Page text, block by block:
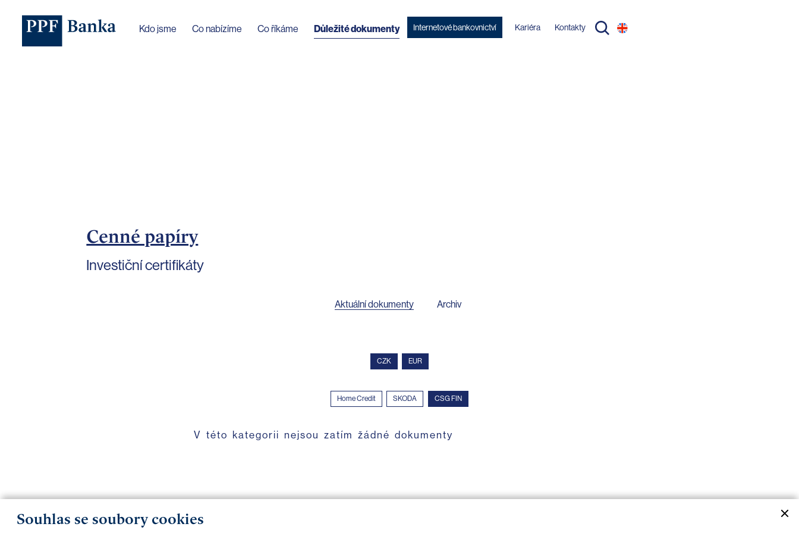
Souhlas se soubory cookies
Kdo jsme Co nabízíme Co říkáme Důležité dokumenty Internetové bankovnictví Kariéra Kontakty
Cenné papíry
Investiční certifikáty
Aktuální dokumenty Archiv
CZK EUR
Home Credit SKODA CSG FIN
V této kategorii nejsou zatím žádné dokumenty